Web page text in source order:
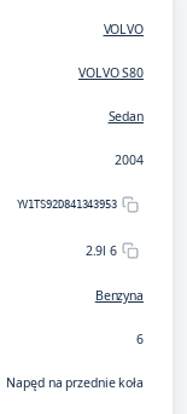
VOLVO
VOLVO S80
Sedan
2004
YV1TS92D841343953
2.9l 6
Benzyna
6
Napęd na przednie koła